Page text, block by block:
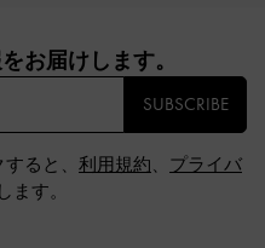
お届けします。​
SUBSCRIBE
ると、 利用規約、 プライバ
す。